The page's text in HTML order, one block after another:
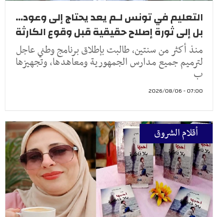
التعليم في تونس لـم يعد يحتاج إلى وعود...
بل إلى ثورة إصلاح حقيقية قبل وقوع الكارثة
منذ أكثر من سنتين، طالبت بإطلاق برنامج وطني عاجل
لترميم جميع مدارس الجمهورية ومعاهدها، وتجهيزها
ب
07:00 - 2026/08/06
أقلام الشروق